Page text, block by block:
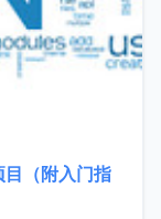
（附入门指